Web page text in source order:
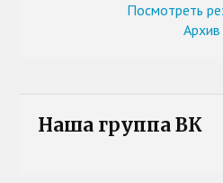
Посмотреть
Архив
Наша группа ВК